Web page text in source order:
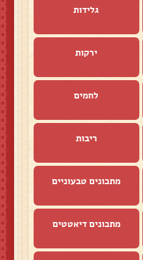
גלידות
ירקות
לחמים
ריבות
מתכונים טבעוניים
מתכונים דיאטטים